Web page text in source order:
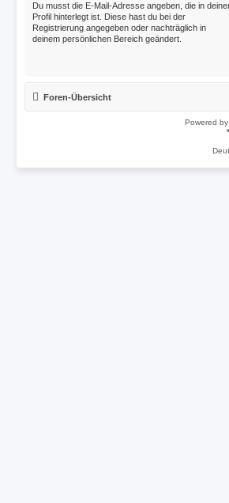
Du musst die E-Mail-Adresse angeben, die in
Profil hinterlegt ist. Diese hast du bei der
Registrierung angegeben oder nachträglich in
deinem persönlichen Bereich geändert.
Foren-Übersicht
Powered by
*